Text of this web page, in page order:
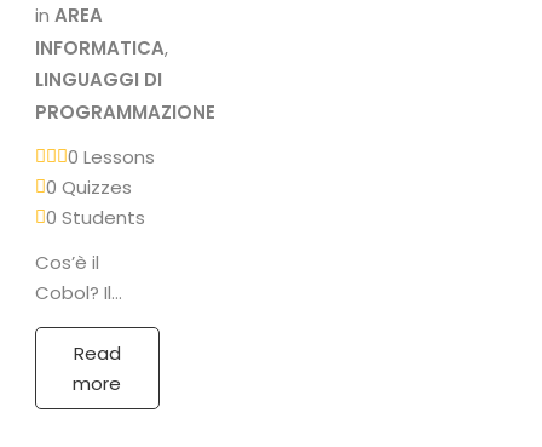
in AREA
INFORMATICA,
LINGUAGGI DI
PROGRAMMAZIONE
0 Lessons
0 Quizzes
0 Students
Cos’è il
Cobol? Il
Cobol è un
linguaggio di
programmazione
gestionale. E’
Read
more